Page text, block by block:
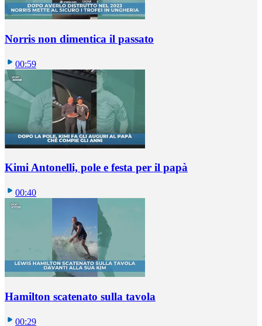
Norris non dimentica il passato
00:59
Kimi Antonelli, pole e festa per il papà
00:40
Hamilton scatenato sulla tavola
00:29